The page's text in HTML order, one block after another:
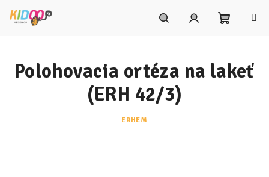
košík
Polohovacia ortéza na lakeť
(ERH 42/3)
ERHEM